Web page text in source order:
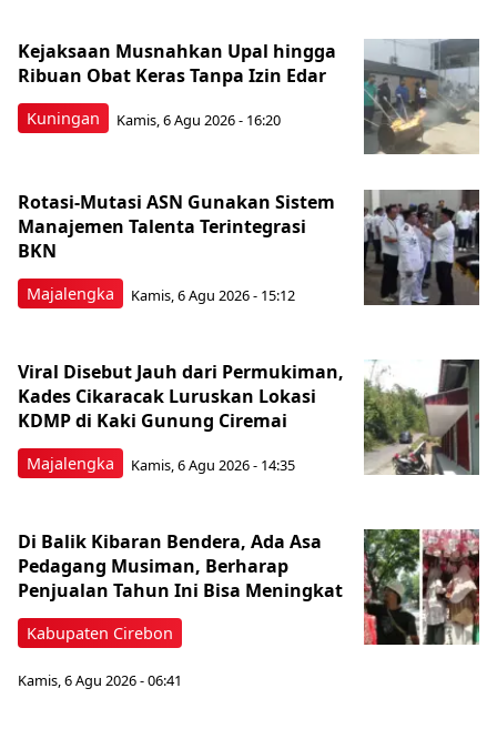
Kuningan
Kejaksaan Musnahkan Upal hingga
Ribuan Obat Keras Tanpa Izin Edar
Kamis, 6 Agu 2026 - 16:20
Majalengka
Rotasi-Mutasi ASN Gunakan Sistem
Manajemen Talenta Terintegrasi
BKN
Kamis, 6 Agu 2026 - 15:12
Majalengka
Viral Disebut Jauh dari Permukiman,
Kades Cikaracak Luruskan Lokasi
KDMP di Kaki Gunung Ciremai
Kamis, 6 Agu 2026 - 14:35
Kabupaten Cirebon
Di Balik Kibaran Bendera, Ada Asa
Pedagang Musiman, Berharap
Penjualan Tahun Ini Bisa Meningkat
Kamis, 6 Agu 2026 - 06:41